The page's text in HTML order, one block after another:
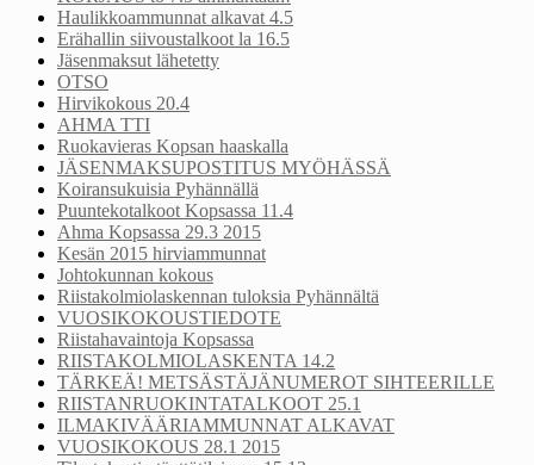
Haulikkoammunnat alkavat 4.5
Erähallin siivoustalkoot la 16.5
Jäsenmaksut lähetetty
OTSO
Hirvikokous 20.4
AHMA TTI
Ruokavieras Kopsan haaskalla
JÄSENMAKSUPOSTITUS MYÖHÄSSÄ
Koiransukuisia Pyhännällä
Puuntekotalkoot Kopsassa 11.4
Ahma Kopsassa 29.3 2015
Kesän 2015 hirviammunnat
Johtokunnan kokous
Riistakolmiolaskennan tuloksia Pyhännältä
VUOSIKOKOUSTIEDOTE
Riistahavaintoja Kopsassa
RIISTAKOLMIOLASKENTA 14.2
TÄRKEÄ! METSÄSTÄJÄNUMEROT SIHTEERILLE
RIISTANRUOKINTATALKOOT 25.1
ILMAKIVÄÄRIAMMUNNAT ALKAVAT
VUOSIKOKOUS 28.1 2015